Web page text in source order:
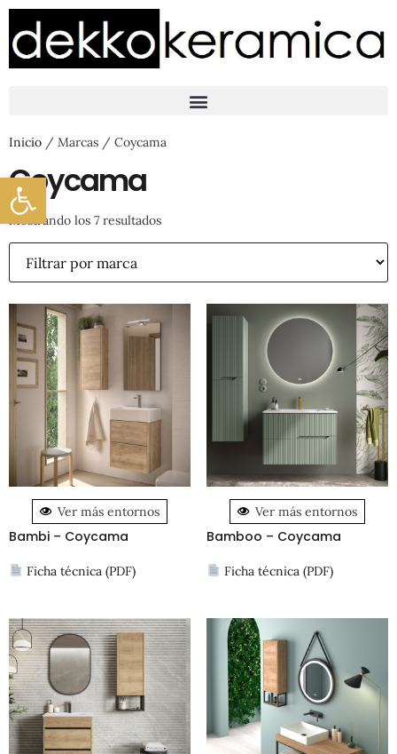
Abrir barra de herramientas
Inicio / Marcas / Coycama
Coycama
Mostrando los 7 resultados
Ver más entornos
Bambi – Coycama
Ficha técnica (PDF)
Ver más entornos
Bamboo – Coycama
Ficha técnica (PDF)